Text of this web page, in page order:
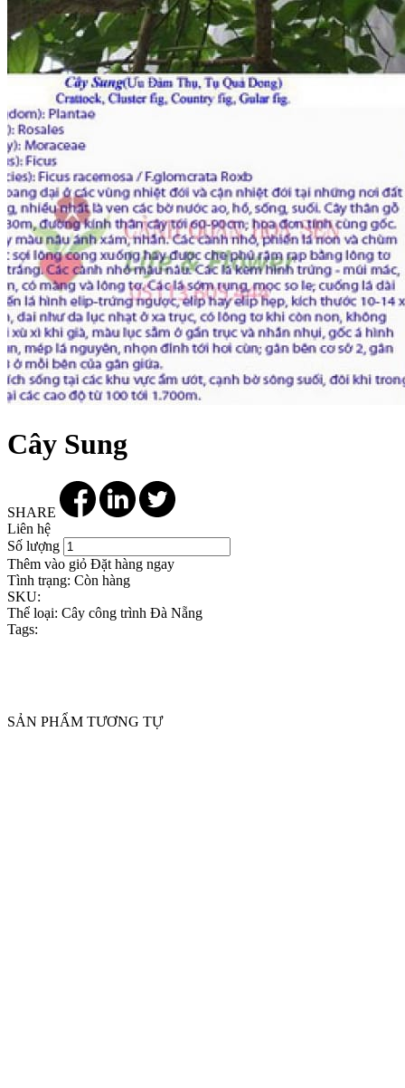
Cây Sung
SHARE
Liên hệ
Số lượng
Thêm vào giỏ Đặt hàng ngay
Tình trạng: Còn hàng
SKU:
Thể loại: Cây công trình Đà Nẵng
Tags:
SẢN PHẨM TƯƠNG TỰ